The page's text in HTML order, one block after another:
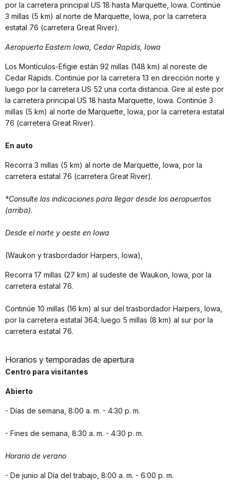
por la carretera principal US 18 hasta Marquette, Iowa. Continúe
3 millas (5 km) al norte de Marquette, Iowa, por la carretera
estatal 76 (carretera Great River).
Aeropuerto Eastern Iowa, Cedar Rapids, Iowa
Los Montículos-Efigie están 92 millas (148 km) al noreste de
Cedar Rapids. Continúe por la carretera 13 en dirección norte y
luego por la carretera US 52 una corta distancia. Gire al este por
la carretera principal US 18 hasta Marquette, Iowa. Continúe 3
millas (5 km) al norte de Marquette, Iowa, por la carretera estatal
76 (carretera Great River).
En auto
Recorra 3 millas (5 km) al norte de Marquette, Iowa, por la
carretera estatal 76 (carretera Great River).
*Consulte las indicaciones para llegar desde los aeropuertos
(arriba).
Desde el norte y oeste en Iowa
(Waukon y trasbordador Harpers, Iowa),
Recorra 17 millas (27 km) al sudeste de Waukon, Iowa, por la
carretera estatal 76.
Continúe 10 millas (16 km) al sur del trasbordador Harpers, Iowa,
por la carretera estatal 364; luego 5 millas (8 km) al sur por la
carretera estatal 76.
Horarios y temporadas de apertura
Centro para visitantes
Abierto
- Días de semana, 8:00 a. m. - 4:30 p. m.
- Fines de semana, 8:30 a. m. - 4:30 p. m.
Horario de verano
- De junio al Día del trabajo, 8:00 a. m. - 6:00 p. m.